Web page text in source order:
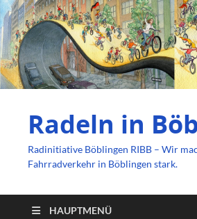
Radeln in
Radinitiative Böblingen RIBB – Wir
Fahrradverkehr in Böblingen stark.
HAUPTMENÜ